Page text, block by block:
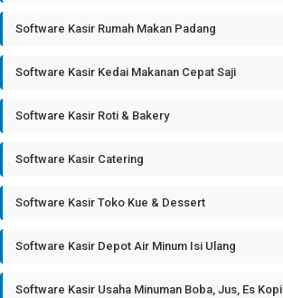
Software Kasir Rumah Makan Padang
Software Kasir Kedai Makanan Cepat Saji
Software Kasir Roti & Bakery
Software Kasir Catering
Software Kasir Toko Kue & Dessert
Software Kasir Depot Air Minum Isi Ulang
Software Kasir Usaha Minuman Boba, Jus, Es Kopi